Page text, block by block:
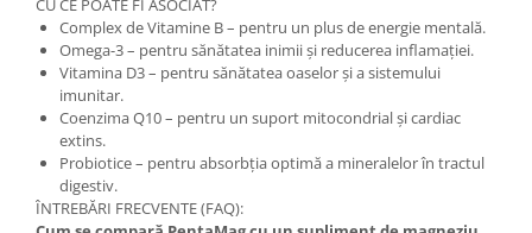
CU CE POATE FI ASOCIAT?
Complex de Vitamine B – pentru un plus de energie mentală.
Omega-3 – pentru sănătatea inimii și reducerea inflamației.
Vitamina D3 – pentru sănătatea oaselor și a sistemului
imunitar.
Coenzima Q10 – pentru un suport mitocondrial și cardiac
extins.
Probiotice – pentru absorbția optimă a mineralelor în tractul
digestiv.
ÎNTREBĂRI FRECVENTE (FAQ):